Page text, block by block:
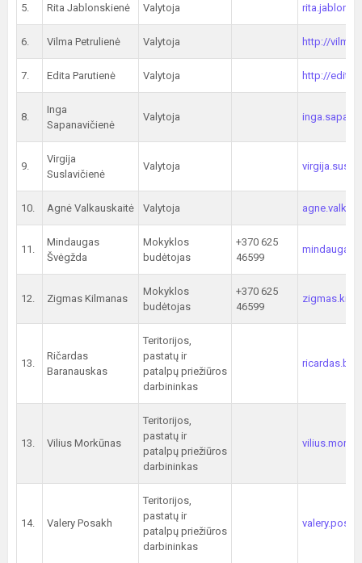
5. Rita Jablonskienė Valytoja
6. Vilma Petrulienė Valytoja http://
7. Edita Parutienė Valytoja http://
8.
Inga
Sapanavičienė
Valytoja
9.
Virgija
Suslavičienė
Valytoja
10. Agnė Valkauskaitė Valytoja
11.
Mindaugas
Švėgžda
Mokyklos
budėtojas
+370 625
46599
12. Zigmas Kilmanas
Mokyklos
budėtojas
+370 625
46599
13.
Ričardas
Baranauskas
Teritorijos,
pastatų ir
patalpų priežiūros
darbininkas
13. Vilius Morkūnas
Teritorijos,
pastatų ir
patalpų priežiūros
darbininkas
14. Valery Posakh
Teritorijos,
pastatų ir
patalpų priežiūros
darbininkas